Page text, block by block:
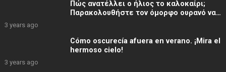
Πώς ανατέλλει ο ήλιος το καλοκαίρι;
Παρακολουθήστε τον όμορφο ουρανό να
3 years ago
Cómo oscurecía afuera en verano. ¡Mira el
hermoso cielo!
3 years ago